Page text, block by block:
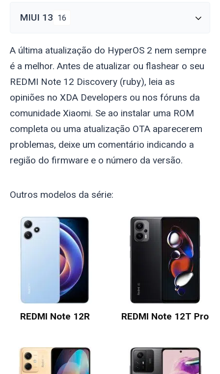
MIUI 13 16
A última atualização do HyperOS 2 nem sempre
é a melhor. Antes de atualizar ou flashear o seu
REDMI Note 12 Discovery (ruby), leia as
opiniões no XDA Developers ou nos fóruns da
comunidade Xiaomi. Se ao instalar uma ROM
completa ou uma atualização OTA aparecerem
problemas, deixe um comentário indicando a
região do firmware e o número da versão.
Outros modelos da série:
REDMI Note 12R REDMI Note 12T Pro